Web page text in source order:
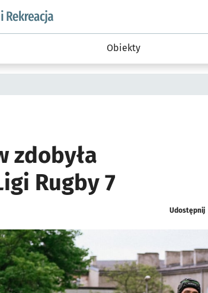
podserwis: Sport i rekreacja
Obiekty
zdobyła
Rugby 7
Udostępnij